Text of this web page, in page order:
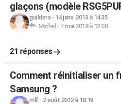
glaçons (modèle
guilders- 14 janv. 2013 à 14:35
Michel - 7 mai 2018 à 12:08
21 réponses
Comment réinitialiser un
Samsung ?
mlf- 2 août 2012 à 18:19